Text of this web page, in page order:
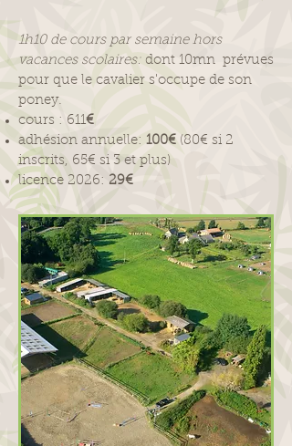
1h10 de cours par semaine hors
vacances scolaires: dont 10mn prévues
pour que le cavalier s'occupe de son
poney.
cours : 611€
adhésion annuelle: 100€ (80€ si 2
inscrits, 65€ si 3 et plus)
licence 2026: 29€